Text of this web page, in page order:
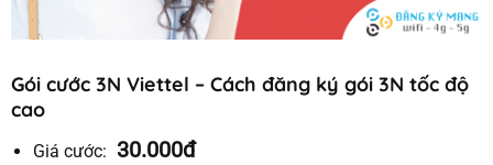
Gói cước 3N Viettel – Cách đăng ký gói 3N tốc độ
cao
Giá cước: 30.000đ